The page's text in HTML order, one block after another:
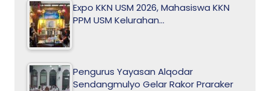
Expo KKN USM 2026, Mahasiswa KKN
PPM USM Kelurahan…
Pengurus Yayasan Alqodar
Sendangmulyo Gelar Rakor Praraker